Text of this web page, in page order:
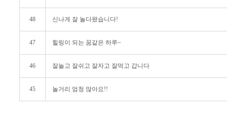
48 신나게 잘 놀다왔습니다!
47 힐링이 되는 꿈같은 하루~
46 잘놀고 잘쉬고 잘자고 잘먹고 갑니다
45 놀거리 엄청 많아요!!